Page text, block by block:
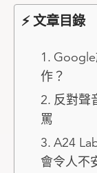
⚡ 文章目錄
作？
反對聲
罵
A24
會令人不